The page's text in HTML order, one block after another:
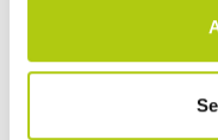
M. Mme